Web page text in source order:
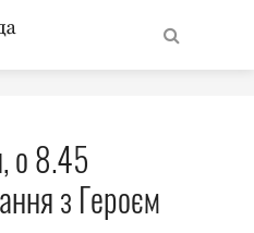
о 8.45
з Героєм